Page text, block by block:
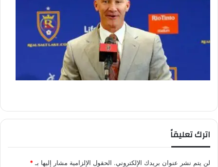
اترك تعليقاً
لن يتم نشر عنوان بريدك الإلكتروني. الحقول الإلزامية مشار إليها بـ *